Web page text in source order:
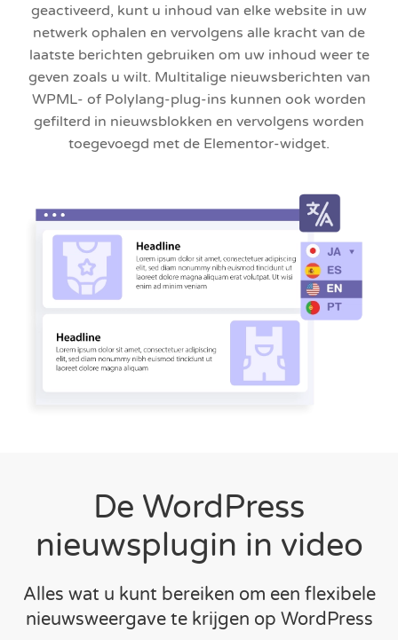
geactiveerd, kunt u inhoud van elke website in uw
netwerk ophalen en vervolgens alle kracht van de
laatste berichten gebruiken om uw inhoud weer te
geven zoals u wilt. Multitalige nieuwsberichten van
WPML- of Polylang-plug-ins kunnen ook worden
gefilterd in nieuwsblokken en vervolgens worden
toegevoegd met de Elementor-widget.
De WordPress
nieuwsplugin in video
Alles wat u kunt bereiken om een flexibele
nieuwsweergave te krijgen op WordPress